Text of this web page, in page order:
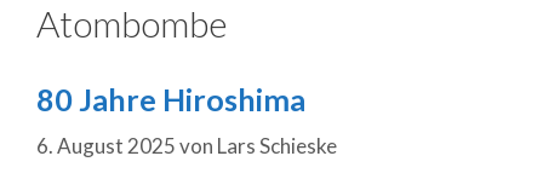
Atombombe
80 Jahre Hiroshima
6. August 2025von Lars Schieske